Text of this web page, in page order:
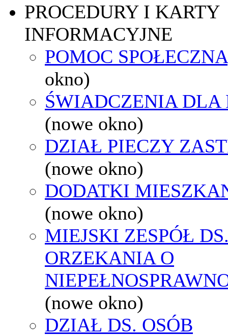
PROCEDURY I KARTY
INFORMACYJNE
POMOC SPOŁECZNA
okno)
ŚWIADCZENIA DLA
(nowe okno)
DZIAŁ PIECZY
(nowe okno)
DODATKI
(nowe okno)
MIEJSKI ZESPÓŁ
ORZEKANIA O
(nowe okno)
DZIAŁ DS. OSÓB